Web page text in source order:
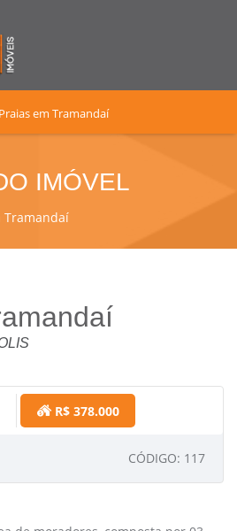
em Tramandaí
IMÓVEL
Tramandaí
R$ 378.000
CÓDIGO: 117